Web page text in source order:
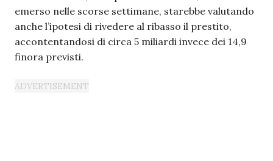
emerso nelle scorse settimane, starebbe valutando
anche l’ipotesi di rivedere al ribasso il prestito,
accontentandosi di circa 5 miliardi invece dei 14,9
finora previsti.